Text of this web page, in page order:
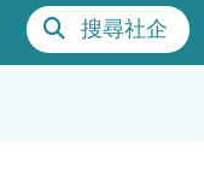
搜尋社企